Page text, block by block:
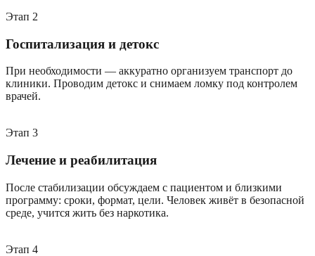
Этап 2
Госпитализация и детокс
При необходимости — аккуратно организуем транспорт до
клиники. Проводим детокс и снимаем ломку под контролем
врачей.
Этап 3
Лечение и реабилитация
После стабилизации обсуждаем с пациентом и близкими
программу: сроки, формат, цели. Человек живёт в безопасной
среде, учится жить без наркотика.
Этап 4